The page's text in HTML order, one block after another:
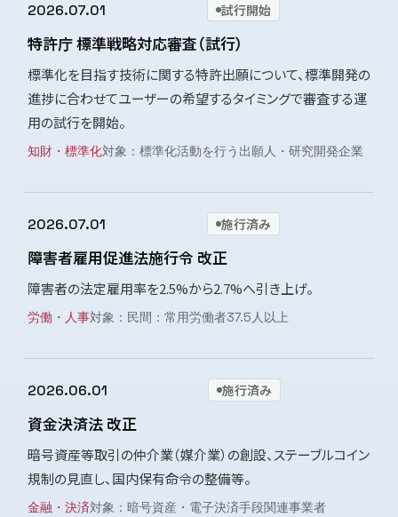
2026.07.01 試行開始
特許庁 標準戦略対応審査（試行）
標準化を目指す技術に関する特許出願について、標準開発の
進捗に合わせてユーザーの希望するタイミングで審査する運
用の試行を開始。
知財・標準化 標準化活動を行う出願人・研究開発企業
2026.07.01 施行済み
障害者雇用促進法施行令 改正
障害者の法定雇用率を2.5%から2.7%へ引き上げ。
労働・人事 民間：常用労働者37.5人以上
2026.06.01 施行済み
資金決済法 改正
暗号資産等取引の仲介業（媒介業）の創設、ステーブルコイン
規制の見直し、国内保有命令の整備等。
金融・決済 暗号資産・電子決済手段関連事業者